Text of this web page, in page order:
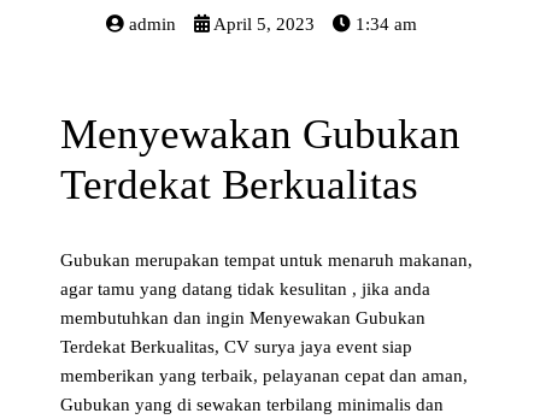
admin April 5, 2023 1:34 am
Menyewakan Gubukan
Terdekat Berkualitas
Gubukan merupakan tempat untuk menaruh makanan,
agar tamu yang datang tidak kesulitan , jika anda
membutuhkan dan ingin Menyewakan Gubukan
Terdekat Berkualitas, CV surya jaya event siap
memberikan yang terbaik, pelayanan cepat dan aman,
Gubukan yang di sewakan terbilang minimalis dan